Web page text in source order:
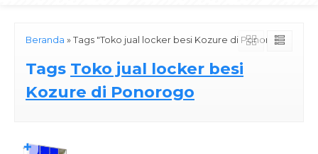
Beranda » Tags "Toko jual locker besi Kozure di Ponorogo"
Tags Toko jual locker besi
Kozure di Ponorogo
✚